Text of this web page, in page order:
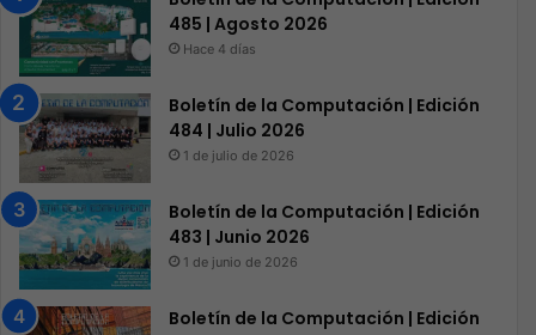
485 | Agosto 2026
Hace 4 días
Boletín de la Computación | Edición
484 | Julio 2026
1 de julio de 2026
Boletín de la Computación | Edición
483 | Junio 2026
1 de junio de 2026
Boletín de la Computación | Edición